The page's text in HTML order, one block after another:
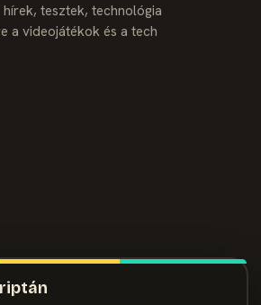
tesztek, technológia
a videojátékok és a tech